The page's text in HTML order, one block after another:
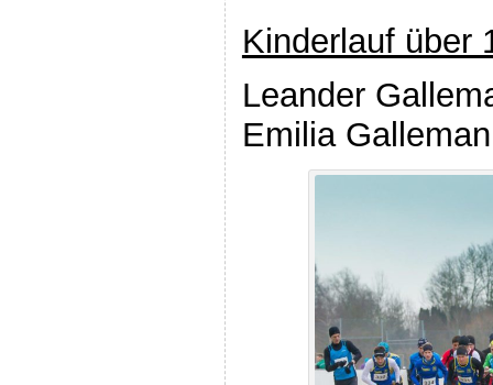
Kinderlauf über
Leander
Emilia